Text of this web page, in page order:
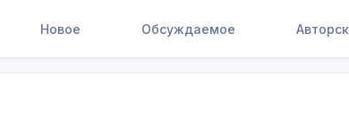
Новое Обсуждаемое